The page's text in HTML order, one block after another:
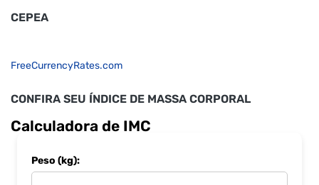
CEPEA
FreeCurrencyRates.com
CONFIRA SEU ÍNDICE DE MASSA CORPORAL
Calculadora de IMC
Peso (kg):